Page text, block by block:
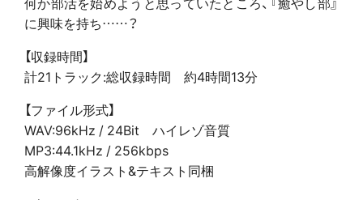
に興味を持ち……？
【収録時間】
計21トラック:総収録時間 約4時間13分
【ファイル形式】
WAV:96kHz / 24Bit ハイレゾ音質
MP3:44.1kHz / 256kbps
高解像度イラスト&テキスト同梱